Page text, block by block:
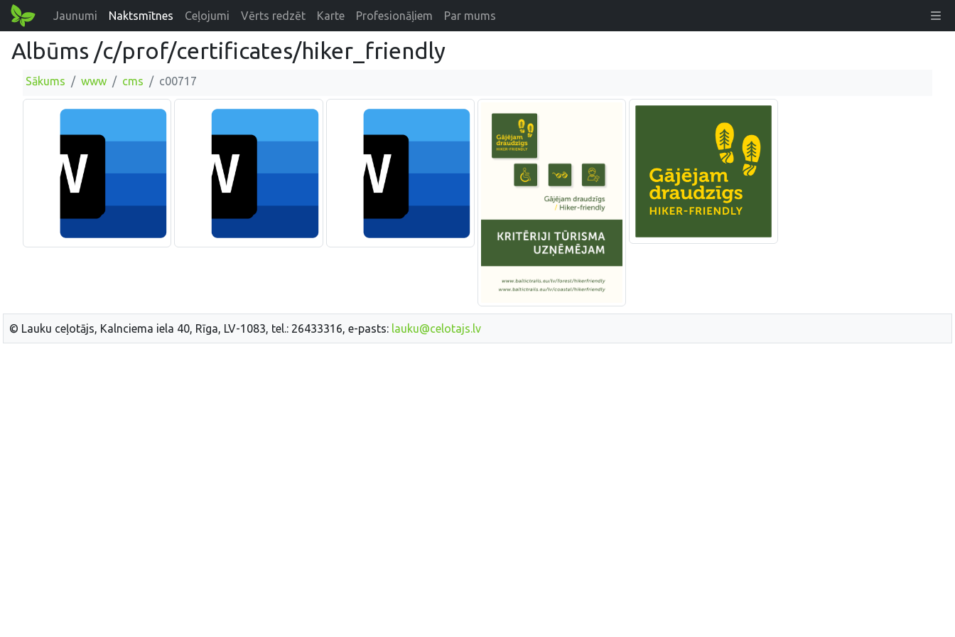
Jaunumi Naktsmītnes Ceļojumi Vērts redzēt Karte Profesionāļiem Par mums
Albūms /c/prof/certificates/hiker_friendly
Sākums www cms c00717
© Lauku ceļotājs, Kalnciema iela 40, Rīga, LV-1083, tel.: 26433316, e-pasts: lauku@celotajs.lv